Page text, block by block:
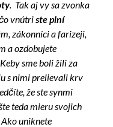
. Tak aj vy sa zvonka
vnútriste plní
zákonníci a farizeji,
a ozdobujete
sme boli žili za
s nimi prelievali krv
že ste synmi
teda mieru svojich
Ako uniknete